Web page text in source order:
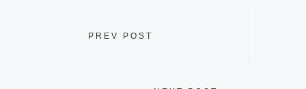
PREV POST